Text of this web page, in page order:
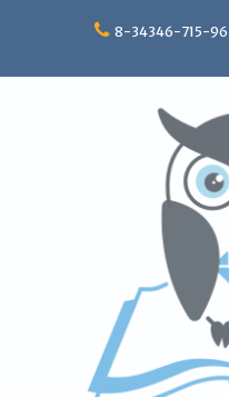
8-34346-715-96